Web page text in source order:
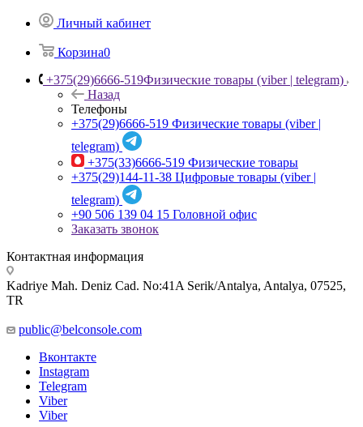
Личный кабинет
Корзина0
+375(29)6666-519Физические товары (viber | telegram)
Назад
Телефоны
+375(29)6666-519 Физические товары (viber |
telegram)
+375(33)6666-519 Физические товары
+375(29)144-11-38 Цифровые товары (viber |
telegram)
+90 506 139 04 15 Головной офис
Заказать звонок
Контактная информация
Kadriye Mah. Deniz Cad. No:41A Serik/Antalya, Antalya, 07525,
TR
public@belconsole.com
Вконтакте
Instagram
Telegram
Viber
Viber